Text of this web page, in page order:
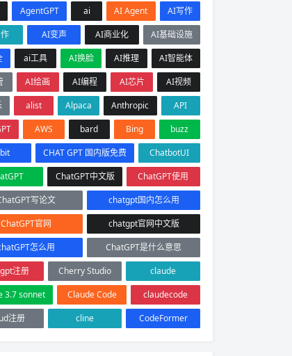
实的产品发布事实。
AgentGPT ai AI Agent
AI写作
AI变声 AI商业化
AI基础设施
ai工具 AI换脸 AI推理
AI智能体
AI绘画 AI编程 AI芯片
AI视频
alist Alpaca Anthropic
API
AWS bard Bing
buzz
CHAT GPT 国内版免费
ChatbotUI
ChatGPT中文版
ChatGPT使用
写论文
chatgpt国内怎么用
ChatGPT官网
chatgpt官网中文版
怎么用
ChatGPT是什么意思
注册
Cherry Studio
claude
3.7 sonnet
Claude Code
claudecode
注册
cline CodeFormer